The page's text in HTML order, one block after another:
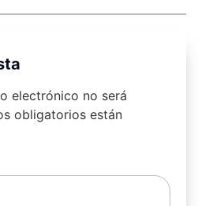
electrónico no será
obligatorios están